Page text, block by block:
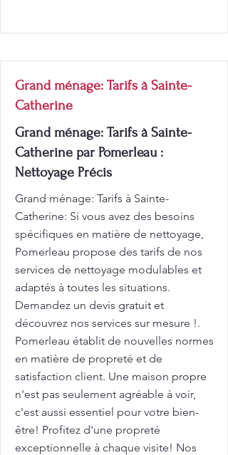
Grand ménage: Tarifs à Sainte-
Catherine
Grand ménage: Tarifs à Sainte-
Catherine par Pomerleau :
Nettoyage Précis
Grand ménage: Tarifs à Sainte-
Catherine: Si vous avez des besoins
spécifiques en matière de nettoyage,
Pomerleau propose des tarifs de nos
services de nettoyage modulables et
adaptés à toutes les situations.
Demandez un devis gratuit et
découvrez nos services sur mesure !.
Pomerleau établit de nouvelles normes
en matière de propreté et de
satisfaction client. Une maison propre
n'est pas seulement agréable à voir,
c'est aussi essentiel pour votre bien-
être! Profitez d'une propreté
exceptionnelle à chaque visite! Nos